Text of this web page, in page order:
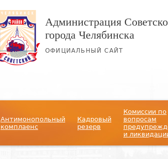
Администрация
города Челябинска
ОФИЦИАЛЬНЫЙ САЙТ
Антимонопольный
комплаенс
Кадровый
резерв
Комиссии по
вопросам
и